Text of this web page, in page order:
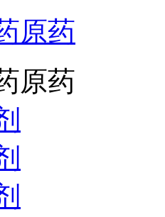
原药
原药